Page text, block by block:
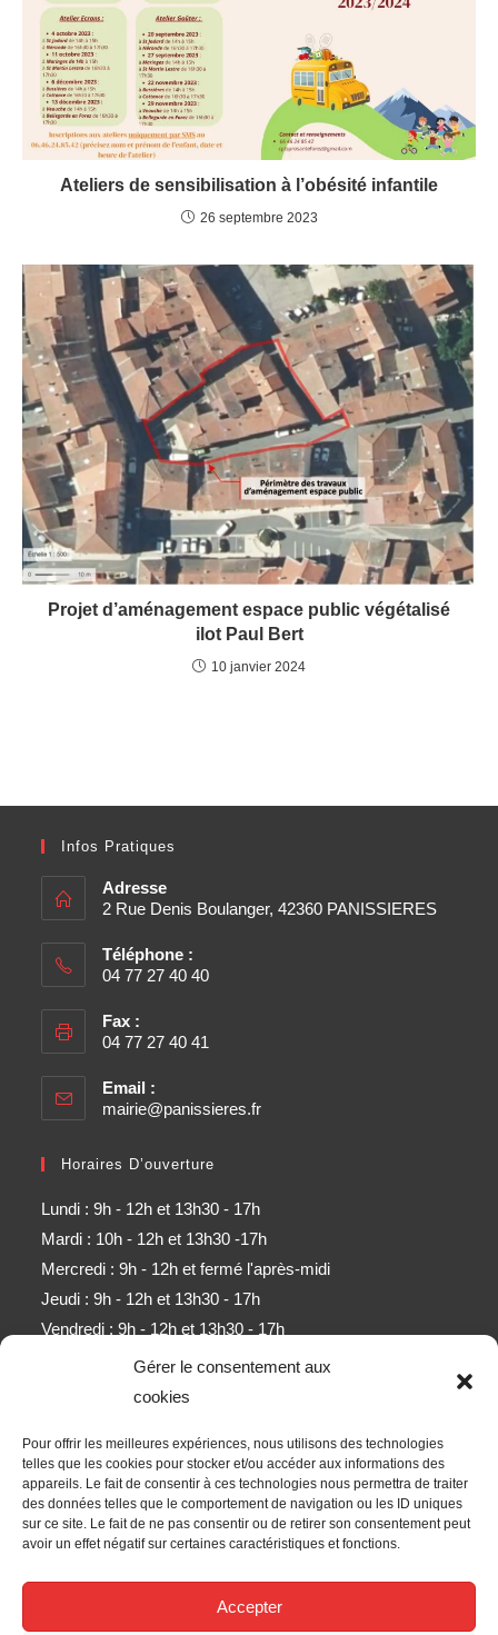
Gérer le consentement aux
cookies
Pour offrir les meilleures expériences, nous utilisons des technologies
telles que les cookies pour stocker et/ou accéder aux informations des
appareils. Le fait de consentir à ces technologies nous permettra de traiter
des données telles que le comportement de navigation ou les ID uniques
sur ce site. Le fait de ne pas consentir ou de retirer son consentement peut
avoir un effet négatif sur certaines caractéristiques et fonctions.
Accepter
Ateliers de sensibilisation à l’obésité infantile
26 septembre 2023
Projet d’aménagement espace public végétalisé
ilot Paul Bert
10 janvier 2024
Infos Pratiques
Adresse
2 Rue Denis Boulanger, 42360 PANISSIERES
Téléphone :
04 77 27 40 40
Fax :
04 77 27 40 41
Email :
mairie@panissieres.fr
Horaires D’ouverture
Lundi : 9h - 12h et 13h30 - 17h
Mardi : 10h - 12h et 13h30 -17h
Mercredi : 9h - 12h et fermé l'après-midi
Jeudi : 9h - 12h et 13h30 - 17h
Vendredi : 9h - 12h et 13h30 - 17h
Samedi : 9h - 11h (sauf mois d'août)
Obtenez l’ensemble des derniers contenus par e-mail.
ALLER